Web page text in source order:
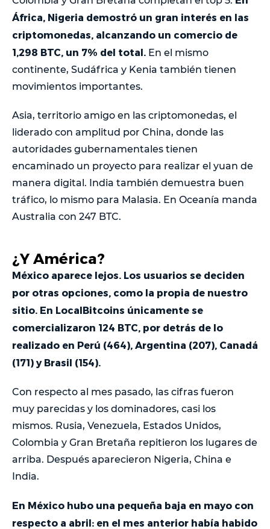
África, Nigeria demostró un gran interés en las
criptomonedas, alcanzando un comercio de
1,298 BTC, un 7% del total. En el mismo
continente, Sudáfrica y Kenia también tienen
movimientos importantes.
Asia, territorio amigo en las criptomonedas, el
liderado con amplitud por China, donde las
autoridades gubernamentales tienen
encaminado un proyecto para realizar el yuan de
manera digital. India también demuestra buen
tráfico, lo mismo para Malasia. En Oceanía manda
Australia con 247 BTC.
¿Y América?
México aparece lejos. Los usuarios se deciden
por otras opciones, como la propia de nuestro
sitio. En LocalBitcoins únicamente se
comercializaron 124 BTC, por detrás de lo
realizado en Perú (464), Argentina (207), Canadá
(171) y Brasil (154).
Con respecto al mes pasado, las cifras fueron
muy parecidas y los dominadores, casi los
mismos. Rusia, Venezuela, Estados Unidos,
Colombia y Gran Bretaña repitieron los lugares de
arriba. Después aparecieron Nigeria, China e
India.
En México hubo una pequeña baja en mayo con
respecto a abril: en el mes anterior había habido